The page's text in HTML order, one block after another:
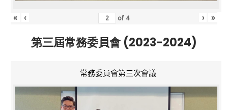
« ‹ of 4 › »
第三屆常務委員會 (2023-2024)
常務委員會第三次會議